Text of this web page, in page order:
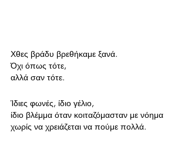
Χθες βράδυ βρεθήκαμε ξανά.
Όχι όπως τότε,
αλλά σαν τότε.
Ίδιες φωνές, ίδιο γέλιο,
ίδιο βλέμμα όταν κοιταζόμασταν με νόημα
χωρίς να χρειάζεται να πούμε πολλά.